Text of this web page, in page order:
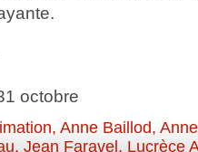
octobre
,Anne Baillod,
, Jean Faravel , Lucrèce